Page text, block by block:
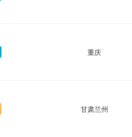
重庆
甘肃兰州